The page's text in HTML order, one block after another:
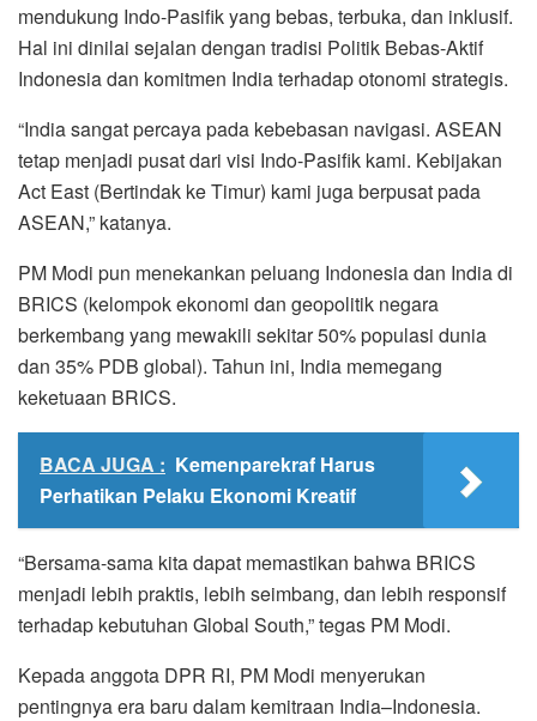
mendukung Indo-Pasifik yang bebas, terbuka, dan inklusif.
Hal ini dinilai sejalan dengan tradisi Politik Bebas-Aktif
Indonesia dan komitmen India terhadap otonomi strategis.
“India sangat percaya pada kebebasan navigasi. ASEAN
tetap menjadi pusat dari visi Indo-Pasifik kami. Kebijakan
Act East (Bertindak ke Timur) kami juga berpusat pada
ASEAN,” katanya.
PM Modi pun menekankan peluang Indonesia dan India di
BRICS (kelompok ekonomi dan geopolitik negara
berkembang yang mewakili sekitar 50% populasi dunia
dan 35% PDB global). Tahun ini, India memegang
keketuaan BRICS.
BACA JUGA : Kemenparekraf Harus
Perhatikan Pelaku Ekonomi Kreatif
“Bersama-sama kita dapat memastikan bahwa BRICS
menjadi lebih praktis, lebih seimbang, dan lebih responsif
terhadap kebutuhan Global South,” tegas PM Modi.
Kepada anggota DPR RI, PM Modi menyerukan
pentingnya era baru dalam kemitraan India–Indonesia.